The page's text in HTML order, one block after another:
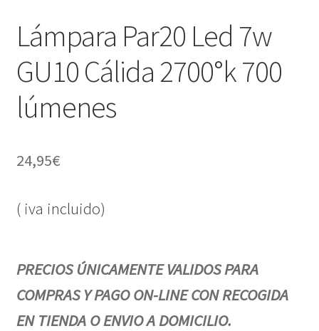
Lámpara Par20 Led 7w
GU10 Cálida 2700°k 700
lúmenes
24,95€
( iva incluido)
PRECIOS ÚNICAMENTE VALIDOS PARA
COMPRAS Y PAGO ON-LINE CON RECOGIDA
EN TIENDA O ENVIO A DOMICILIO.